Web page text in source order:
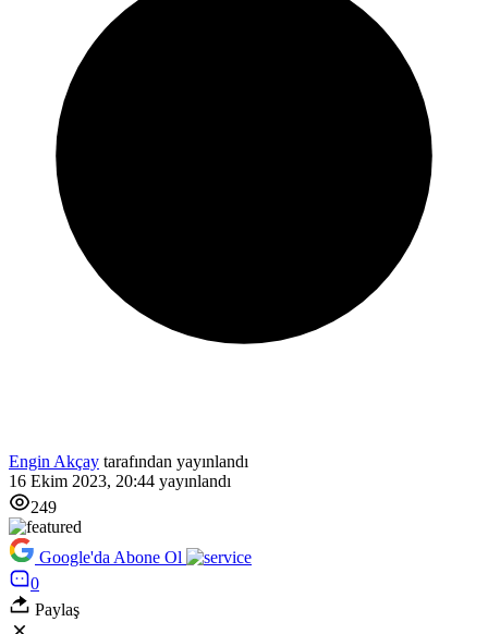
Engin Akçay tarafından yayınlandı
16 Ekim 2023, 20:44 yayınlandı
249
Google'da Abone Ol
0
Paylaş